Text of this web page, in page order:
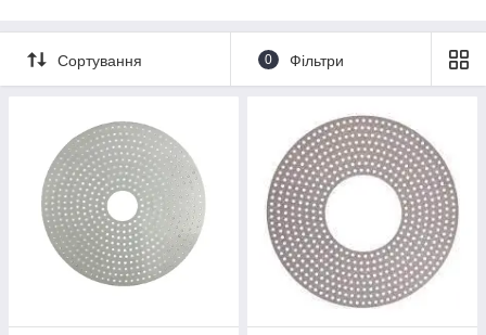
рисоварки Cuckoo
. Крім того, у вільному продажі є різні
запчастини для Cuckoo, що дають змогу зробити дрібний
ще - самостійно вдосконалити роботу пристрою.
Сортування 0 Фільтри